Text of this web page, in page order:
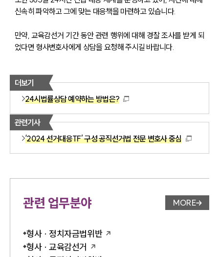
신속히 파악하고 그에 맞는 대응책을 마련하고 있습니다.
만약, 교육감선거 기간 동안 관련 행위에 대해 경찰 조사를 받게 되
었다면 형사변호사에게 상담을 요청해 주시길 바랍니다.
더보기
24시법률상담 예약하는 방법은?
관련기사
‘2024 선거대응TF’ 구성 공직선거법 전문 변호사 중심
관련 업무분야 업무분야
MORE
형사 · 정치자금법위반
형사 · 교육감선거